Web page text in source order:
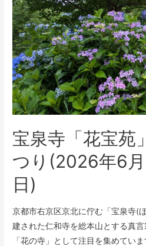
宝泉寺「花宝苑
つり(2026年6
日)
京都市右京区京北に佇む「宝泉寺(
建された仁和寺を総本山とする真
「花の寺」として注目を集めてい